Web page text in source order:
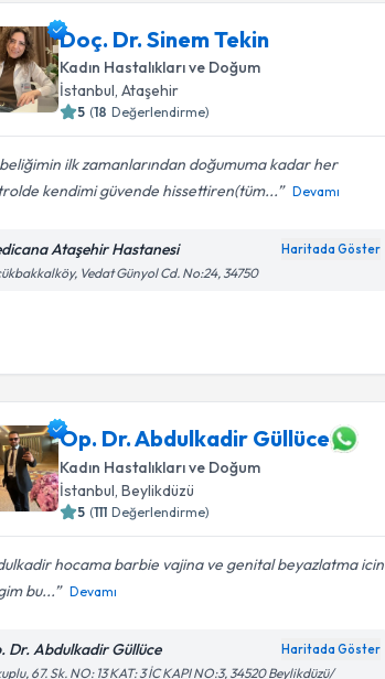
Doç. Dr. Sinem Tekin
Kadın Hastalıkları ve Doğum
İstanbul, Ataşehir
5 (18 Değerlendirme)
ilk zamanlarından doğumuma kadar her
kendimi güvende hissettiren(tüm...
Devamı
Ataşehir Hastanesi Haritada Göster
Vedat Günyol Cd. No:24, 34750
Op. Dr. Abdulkadir Güllüce
Kadın Hastalıkları ve Doğum
İstanbul , Beylikdüzü
5 (111 Değerlendirme)
hocama barbie vajina ve genital beyazlatma icin
bu...
Devamı
Dr. Abdulkadir Güllüce Haritada Göster
67. Sk. NO: 13 KAT: 3 İC KAPI NO:3, 34520 Beylikdüzü/